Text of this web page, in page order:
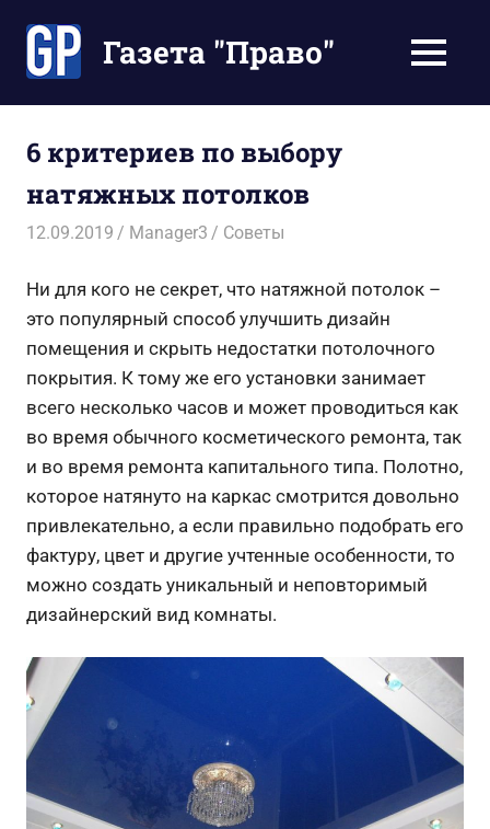
содержимомуГазета "Право"
экономят
Ваше
время
МЕНЮ
6 критериев по выбору
натяжных потолков
12.09.2019 Manager3 Советы
Ни для кого не секрет, что натяжной потолок –
это популярный способ улучшить дизайн
помещения и скрыть недостатки потолочного
покрытия. К тому же его установки занимает
всего несколько часов и может проводиться как
во время обычного косметического ремонта, так
и во время ремонта капитального типа. Полотно,
которое натянуто на каркас смотрится довольно
привлекательно, а если правильно подобрать его
фактуру, цвет и другие учтенные особенности, то
можно создать уникальный и неповторимый
дизайнерский вид комнаты.